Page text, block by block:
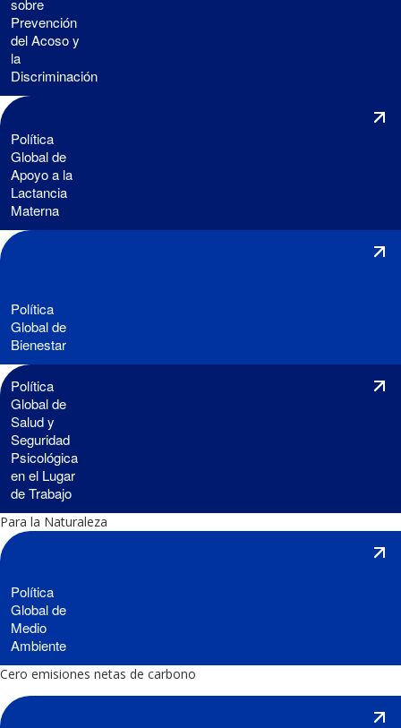
sobre
Prevención
del Acoso y
la
Discriminación
Política
Global de
Apoyo a la
Lactancia
Materna
Política
Global de
Bienestar
Política
Global de
Salud y
Seguridad
Psicológica
en el Lugar
de Trabajo
Para la Naturaleza
Política
Global de
Medio
Ambiente
Cero emisiones netas de carbono